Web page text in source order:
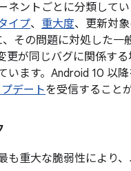
ネントごとに分類して
イプ、 重大度、更新対
その問題に対処した一
更が同じバグに関係す
います。Android 10 以
デートを受信すること
も重大な脆弱性により